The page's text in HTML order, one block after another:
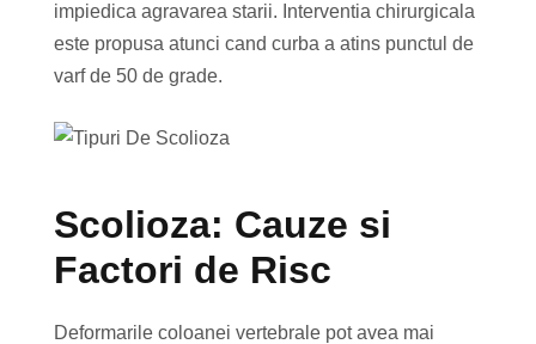
impiedica agravarea starii. Interventia chirurgicala
este propusa atunci cand curba a atins punctul de
varf de 50 de grade.
Scolioza: Cauze si
Factori de Risc
Deformarile coloanei vertebrale pot avea mai